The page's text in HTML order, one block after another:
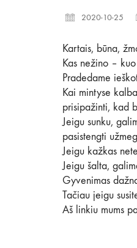
2020-10-25
Kartais, būna,
Kas nežino –
Pradedame
Kai mintyse
prisipažinti, kad
Jeigu sunku,
pasistengti
Jeigu kažkas
Jeigu šalta,
Gyvenimas
Tačiau jeigu
Aš linkiu mums